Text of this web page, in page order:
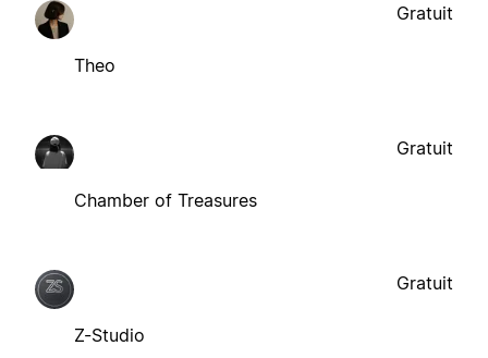
Theo
Gratuit
Chamber of Treasures
Gratuit
Z-Studio
Gratuit